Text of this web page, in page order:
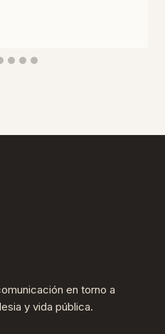
en torno a
y vida pública.